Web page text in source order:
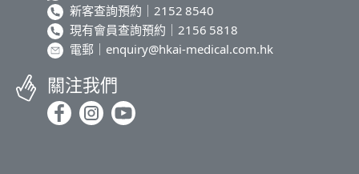
新客查詢預約｜ 2152 8540
現有會員查詢預約｜ 2156 5818
電郵｜ enquiry@hkai-medical.com.hk
關注我們